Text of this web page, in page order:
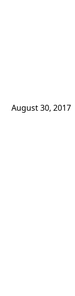
August 30, 2017